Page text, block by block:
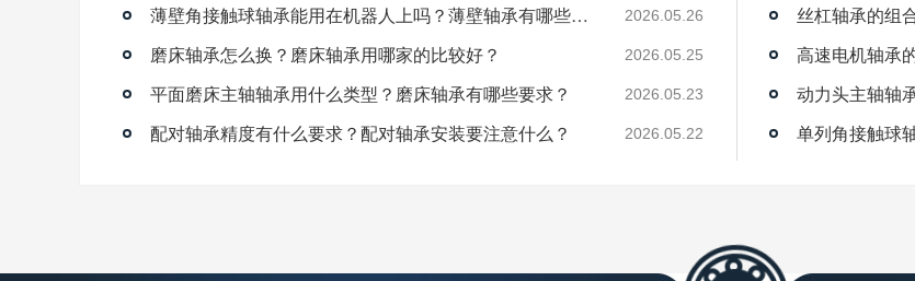
薄壁角接触球轴承能用在机器人上吗？薄壁轴承有哪些优点？ 2026.05.26
磨床轴承怎么换？磨床轴承用哪家的比较好？ 2026.05.25
平面磨床主轴轴承用什么类型？磨床轴承有哪些要求？ 2026.05.23
配对轴承精度有什么要求？配对轴承安装要注意什么？ 2026.05.22
丝杠轴承的组
高速电机轴承
动力头主轴轴
单列角接触球